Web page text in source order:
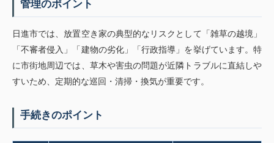
管理のポイント
日進市では、放置空き家の典型的なリスクとして「雑草の越境」
「不審者侵入」「建物の劣化」「行政指導」を挙げています。特
に市街地周辺では、草木や害虫の問題が近隣トラブルに直結しや
すいため、定期的な巡回・清掃・換気が重要です。
手続きのポイント